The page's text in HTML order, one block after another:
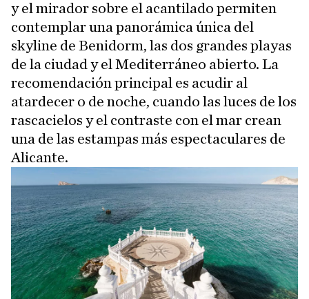
y el mirador sobre el acantilado permiten
contemplar una panorámica única del
skyline de Benidorm, las dos grandes playas
de la ciudad y el Mediterráneo abierto. La
recomendación principal es acudir al
atardecer o de noche, cuando las luces de los
rascacielos y el contraste con el mar crean
una de las estampas más espectaculares de
Alicante.